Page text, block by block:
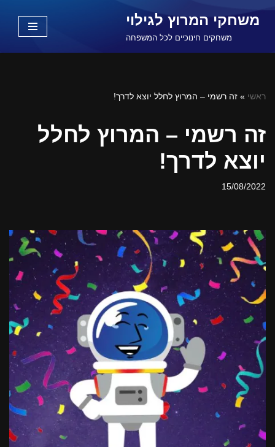
משחקי המרוץ לגילוי
משחקים חינוכיים לכל המשפחה
ראשי » זה רשמי – המרוץ לחלל יוצא לדרך!
זה רשמי – המרוץ לחלל
יוצא לדרך!
15/08/2022